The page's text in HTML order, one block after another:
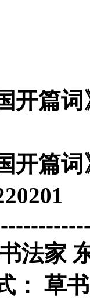
开篇
开篇
法家
： 草